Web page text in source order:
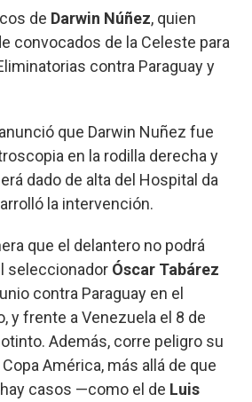
de Darwin Núñez, quien
convocados de la Celeste para
contra Paraguay y
que Darwin Nuñez fue
en la rodilla derecha y
dado de alta del Hospital da
la intervención.
que el delantero no podrá
seleccionador Óscar Tabárez
contra Paraguay en el
y frente a Venezuela el 8 de
Además, corre peligro su
América, más allá de que
casos —como el de Luis